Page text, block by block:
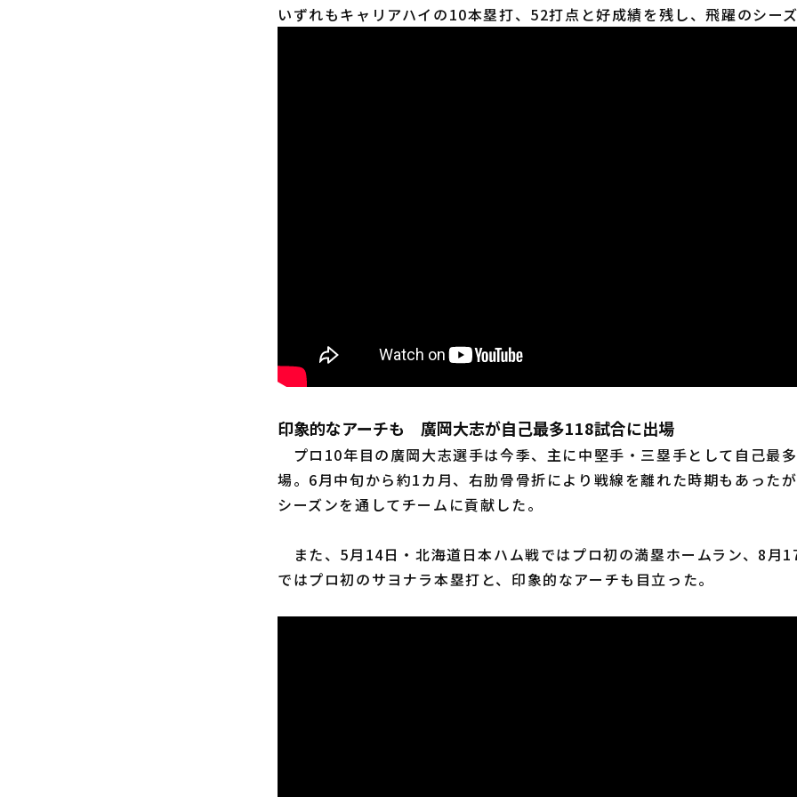
いずれもキャリアハイの10本塁打、52打点と好成績を残し、飛躍のシーズ
印象的なアーチも 廣岡大志が自己最多118試合に出場
プロ10年目の廣岡大志選手は今季、主に中堅手・三塁手として自己最
場。6月中旬から約1カ月、右肋骨骨折により戦線を離れた時期もあった
シーズンを通してチームに貢献した。
また、5月14日・北海道日本ハム戦ではプロ初の満塁ホームラン、8月
ではプロ初のサヨナラ本塁打と、印象的なアーチも目立った。